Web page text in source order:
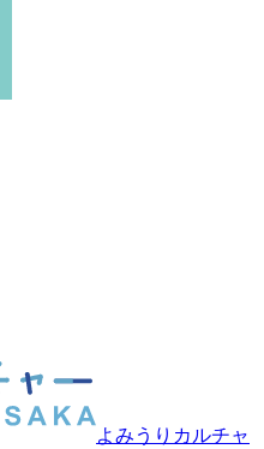
よみうりカルチャ